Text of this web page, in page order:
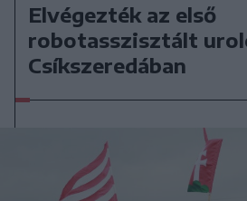
Elvégezték az első
robotasszisztált
Csíkszeredában